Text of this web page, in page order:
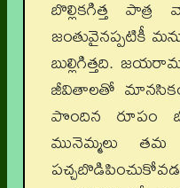
బొల్లికగిత్త
జంతువైనప్పటికీ
బుల్లిగిత్తది.
జీవితాలతో
పొందిన రూపం
మునెమ్మలు